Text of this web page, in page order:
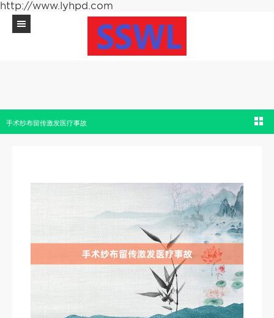
http://www.lyhpd.com
手术纱布留传激发医疗事故